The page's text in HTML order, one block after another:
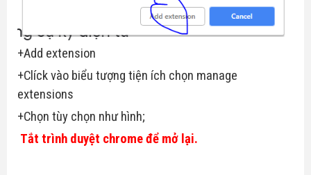
+Add extension
+Clíck vào biểu tượng tiện ích chọn manage
extensions
+Chọn tùy chọn như hình;
Tắt trình duyệt chrome để mở lại.